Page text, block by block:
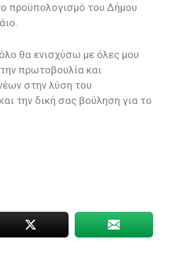
προϋπολογισμό του Δήμου
θα ενισχύσω με όλες μου
πρωτοβουλία και
στην λύση του
την δική σας βούληση για το